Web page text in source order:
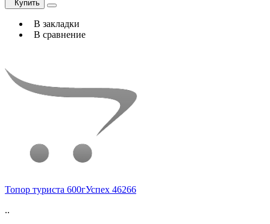
Купить
В закладки
В сравнение
Топор туриста 600гУспех 46266
..